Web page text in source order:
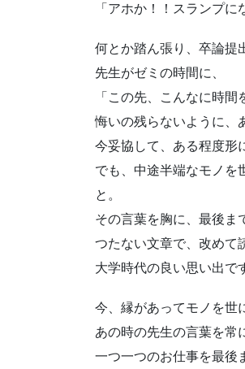
「アホか！！スランプに
何とか踏ん張り、卒論提
先生がゼミの時間に、
「この先、こんなに時
悔いの残らないように、
今妥協して、ある程度形
でも、中途半端なモノを
と。
その言葉を胸に、最後ま
つたない文章で、改めて
大学時代の良い思い出で
今、縁があってモノを世
あの時の先生の言葉を常
一つ一つのお仕事を最後